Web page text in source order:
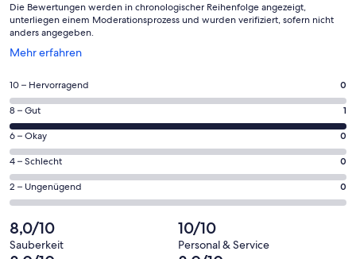
Die Bewertungen werden in chronologischer Reihenfolge angezeigt,
unterliegen einem Moderationsprozess und wurden verifiziert, sofern nicht
anders angegeben.
Mehr erfahren
Wird
einem
neuen
Fenster
geöffnet
0
von
insgesamt
1
Gästebewertungen
haben
eine
Bewertung
von
10
-
10 – Hervorragend 0
1
von
insgesamt
1
Gästebewertungen
haben
Bewertung
von
8 – Gut 1
0
von
insgesamt
1
Gästebewertungen
haben
eine
Bewertung
6 – Okay 0
0
von
insgesamt
Gästebewertungen
haben
4 – Schlecht 0
0
von
insgesamt
1
Gästebewertungen
2 – Ungenügend 0
8,0/10
Sauberkeit
10/10
Personal & Service